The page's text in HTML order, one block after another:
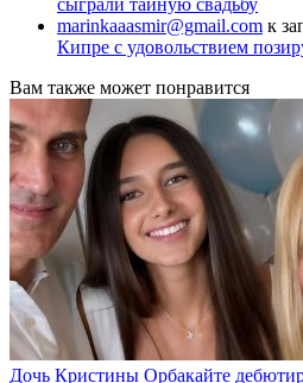
marinkaaasmir@gmail.com к
Кипре с удовольствием
Вам также может понравится
Дочь Кристины Орбакайте